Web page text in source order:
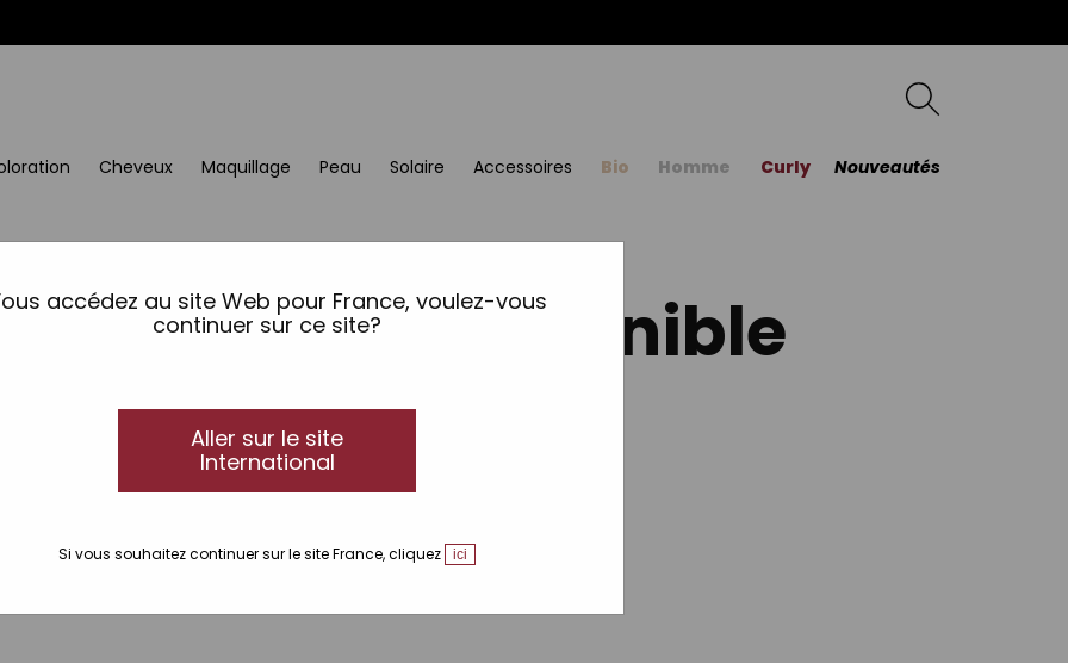
accédez au site Web pour France, voulez-vous
continuer sur ce site?
Aller sur le site
International
Si vous souhaitez continuer sur le site France, cliquez ici
Cheveux Maquillage Peau Solaire Accessoires Bio Homme Curly Nouveautés
nest pas disponible